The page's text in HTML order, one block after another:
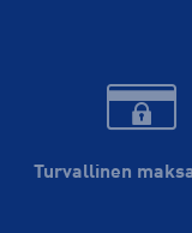
Turvallinen